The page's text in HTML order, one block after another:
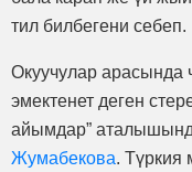
тил билбегени себеп.
Окуучулар арасында
эмектенет деген
айымдар”
Жумабекова. Түркия